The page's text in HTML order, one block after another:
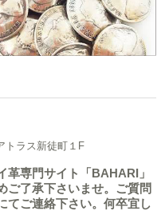
トラス新徒町１F
革専門サイト「BAHARI」
ご了承下さいませ。ご質問
てご連絡下さい。何卒宜し